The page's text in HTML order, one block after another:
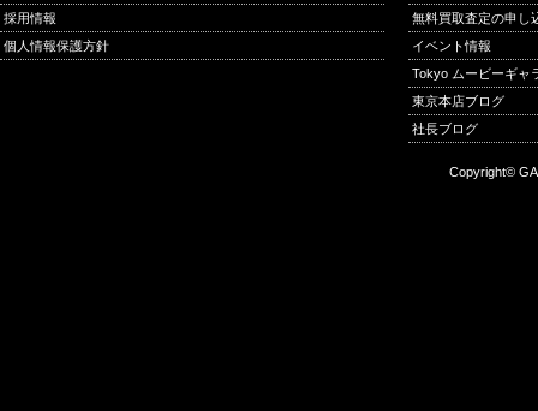
採用情報
個人情報保護方針
無料買取査定の申し
イベント情報
Tokyo ムービーギャ
東京本店ブログ
社長ブログ
Copyright©